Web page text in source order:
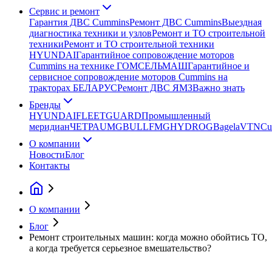
Сервис и ремонт
Гарантия ДВС CumminsРемонт ДВС CumminsВыездная
диагностика техники и узловРемонт и ТО строительной
техникиРемонт и ТО строительной техники
HYUNDAIГарантийное сопровождение моторов
Cummins на технике ГОМСЕЛЬМАШГарантийное и
сервисное сопровождение моторов Cummins на
тракторах БЕЛАРУСРемонт ДВС ЯМЗВажно знать
Бренды
HYUNDAIFLEETGUARDПромышленный
меридианЧЕТРАUMGBULLFMGHYDROGBagelaVTN
О компании
НовостиБлог
Контакты
О компании
Блог
Ремонт строительных машин: когда можно обойтись ТО,
а когда требуется серьезное вмешательство?